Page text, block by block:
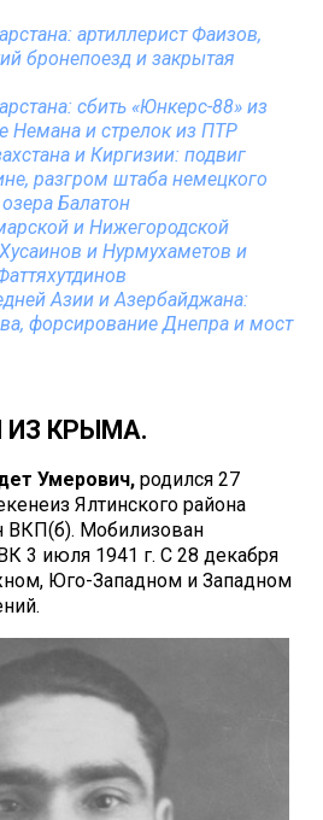
артиллерист Фаизов,
бронепоезд и закрытая
сбить «Юнкерс-88» из
Немана и стрелок из ПТР
и Киргизии: подвиг
разгром штаба немецкого
Балатон
и Нижегородской
и Нурмухаметов и
Азии и Азербайджана:
форсирование Днепра и мост
ИЗ КРЫМА.
Умерович, родился 27
Ялтинского района
ВКП(б). Мобилизован
3 июля 1941 г. С 28 декабря
Юго-Западном и Западном